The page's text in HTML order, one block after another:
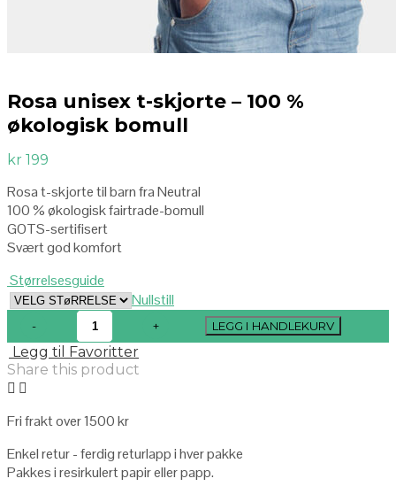
Rosa unisex t-skjorte – 100 %
økologisk bomull
kr 199
Rosa t-skjorte til barn fra Neutral
100 % økologisk fairtrade-bomull
GOTS-sertifisert
Svært god komfort
Størrelsesguide
Nullstill
LEGG I HANDLEKURV
Legg til Favoritter
Share this product
Fri frakt over 1500 kr
Enkel retur - ferdig returlapp i hver pakke
Pakkes i resirkulert papir eller papp.